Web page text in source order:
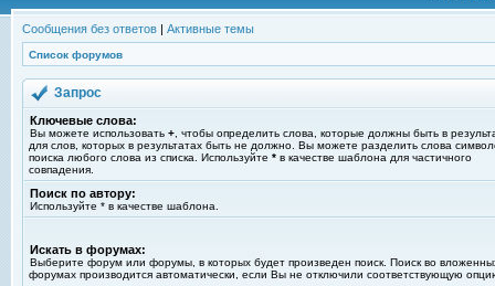
Сообщения без ответов | Активные темы
Список форумов
Запрос
Ключевые слова:
Вы можете использовать + , чтобы определить слова, которые должны быть в
для слов, которых в результатах быть не должно. Вы можете разделить слова
поиска любого слова из списка. Используйте * в качестве шаблона для частичного
совпадения.
Поиск по автору:
Используйте * в качестве шаблона.
Искать в форумах:
Выберите форум или форумы, в которых будет произведен поиск. Поиск во
форумах производится автоматически, если Вы не отключили соответствующую